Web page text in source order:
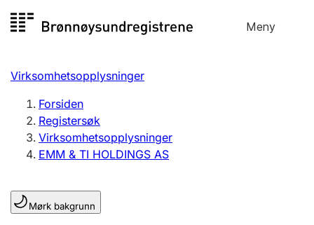
til
Meny
Registersøk
Aksjeselskap
Enkeltpersonforetak
Registrere, endre, slette
Lag og forening
Virksomhetsopplysninger
Forsiden
Registersøk
Virksomhetsopplysninger
EMM & TI HOLDINGS AS
Mørk bakgrunn